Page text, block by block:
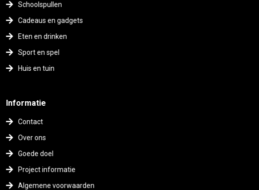
Schoolspullen
Cadeaus en gadgets
Eten en drinken
Sport en spel
Huis en tuin
Informatie
Contact
Over ons
Goede doel
Project informatie
Algemene voorwaarden